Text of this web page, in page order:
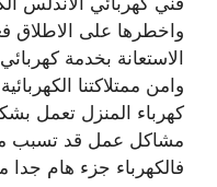
واخطرها على الاطلاق
الاستعانة بخدمة
وامن ممتلاكتنا
مشاكل عمل قد تسبب
فالكهرباء جزء هام جدا